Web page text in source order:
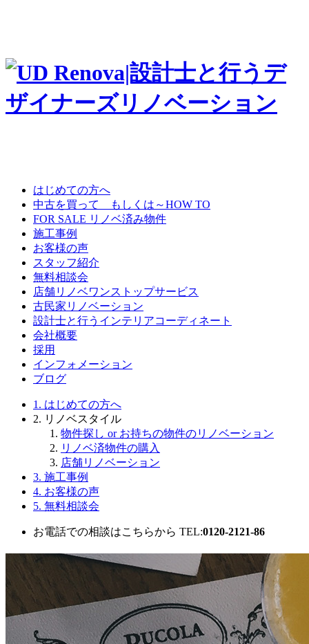
はじめての方へ
中古を買って もしくは～HOW TO
FOR SALE リノベ済み物件
施工事例
お客様の声
スタッフ紹介
無料相談会
店舗リノベワンストップサービス
古民家リノベーション
設計士と行うインテリアコーディネート
会社概要
採用
インフォメーション
ブログ
1. はじめての方へ
2. リノベスタイル
物件探し or お持ちの物件のリノベーション
リノベ済物件の購入
店舗リノベーション
3. 施工事例
4. お客様の声
5. 無料相談会
お電話での相談はこちらから TEL:0120-2121-86